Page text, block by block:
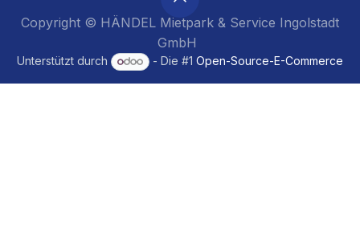
Copyright © HÄNDEL Mietpark & Service Ingolstadt
GmbH
Unterstützt durch - Die #1Open-Source-E-Commerce